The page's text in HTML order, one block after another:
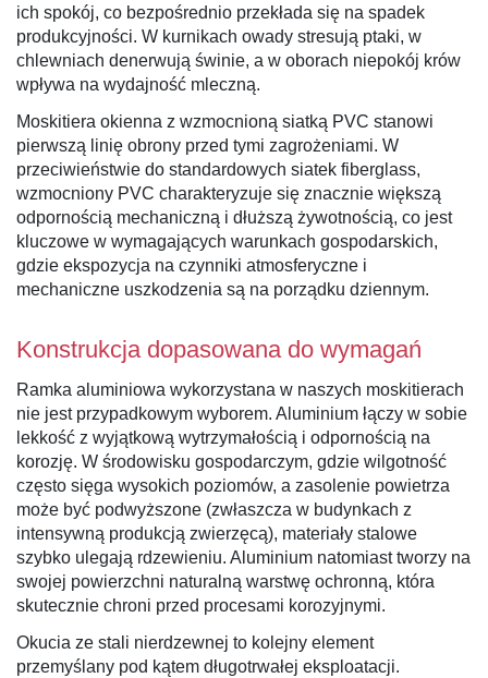
ich spokój, co bezpośrednio przekłada się na spadek
produkcyjności. W kurnikach owady stresują ptaki, w
chlewniach denerwują świnie, a w oborach niepokój krów
wpływa na wydajność mleczną.
Moskitiera okienna z wzmocnioną siatką PVC stanowi
pierwszą linię obrony przed tymi zagrożeniami. W
przeciwieństwie do standardowych siatek fiberglass,
wzmocniony PVC charakteryzuje się znacznie większą
odpornością mechaniczną i dłuższą żywotnością, co jest
kluczowe w wymagających warunkach gospodarskich,
gdzie ekspozycja na czynniki atmosferyczne i
mechaniczne uszkodzenia są na porządku dziennym.
Konstrukcja dopasowana do wymagań
Ramka aluminiowa wykorzystana w naszych moskitierach
nie jest przypadkowym wyborem. Aluminium łączy w sobie
lekkość z wyjątkową wytrzymałością i odpornością na
korozję. W środowisku gospodarczym, gdzie wilgotność
często sięga wysokich poziomów, a zasolenie powietrza
może być podwyższone (zwłaszcza w budynkach z
intensywną produkcją zwierzęcą), materiały stalowe
szybko ulegają rdzewieniu. Aluminium natomiast tworzy na
swojej powierzchni naturalną warstwę ochronną, która
skutecznie chroni przed procesami korozyjnymi.
Okucia ze stali nierdzewnej to kolejny element
przemyślany pod kątem długotrwałej eksploatacji.